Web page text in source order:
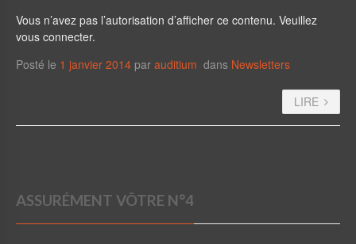
Vous n’avez pas l’autorisation d’afficher ce contenu. Veuillez
vous connecter.
Posté le 1 janvier 2014 par auditium dans Newsletters
LIRE
ASSURÉMENT VÔTRE N°4